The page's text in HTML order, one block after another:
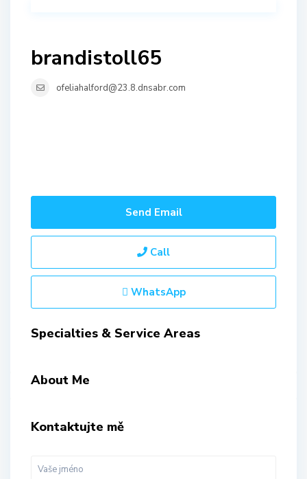
brandistoll65
ofeliahalford@23.8.dnsabr.com
Send Email
Call
WhatsApp
Specialties & Service Areas
About Me
Kontaktujte mě